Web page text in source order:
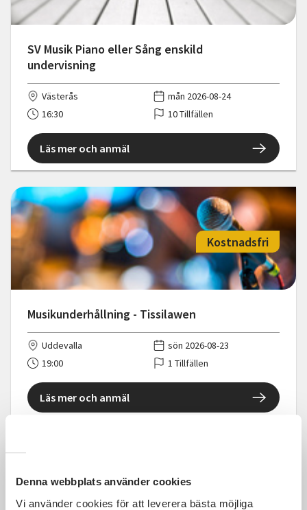
Denna webbplats använder cookies
Vi använder cookies för att leverera bästa möjliga
SV Musik Piano eller Sång enskild
undervisning
Västerås
mån 2026-08-24
16:30
10 Tillfällen
Läs mer och anmäl
Musikunderhållning - Tissilawen
Kostnadsfri
Uddevalla
sön 2026-08-23
19:00
1 Tillfällen
Läs mer och anmäl